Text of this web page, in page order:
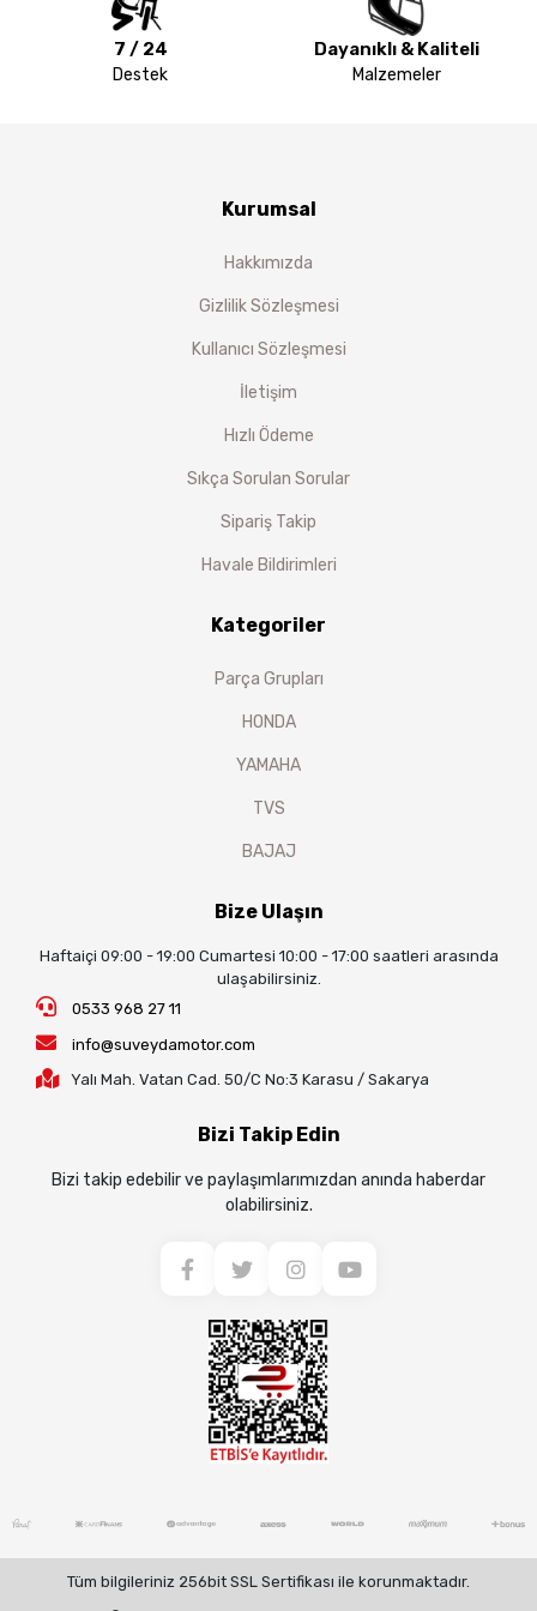
7 / 24
Destek
Dayanıklı & Kaliteli
Malzemeler
Kurumsal
Hakkımızda
Gizlilik Sözleşmesi
Kullanıcı Sözleşmesi
İletişim
Hızlı Ödeme
Sıkça Sorulan Sorular
Sipariş Takip
Havale Bildirimleri
Kategoriler
Parça Grupları
HONDA
YAMAHA
TVS
BAJAJ
Bize Ulaşın
Haftaiçi 09:00 - 19:00 Cumartesi 10:00 - 17:00 saatleri arasında
ulaşabilirsiniz.
0533 968 27 11
info@suveydamotor.com
Yalı Mah. Vatan Cad. 50/C No:3 Karasu / Sakarya
Bizi Takip Edin
Bizi takip edebilir ve paylaşımlarımızdan anında haberdar
olabilirsiniz.
Tüm bilgileriniz 256bit SSL Sertifikası ile korunmaktadır.